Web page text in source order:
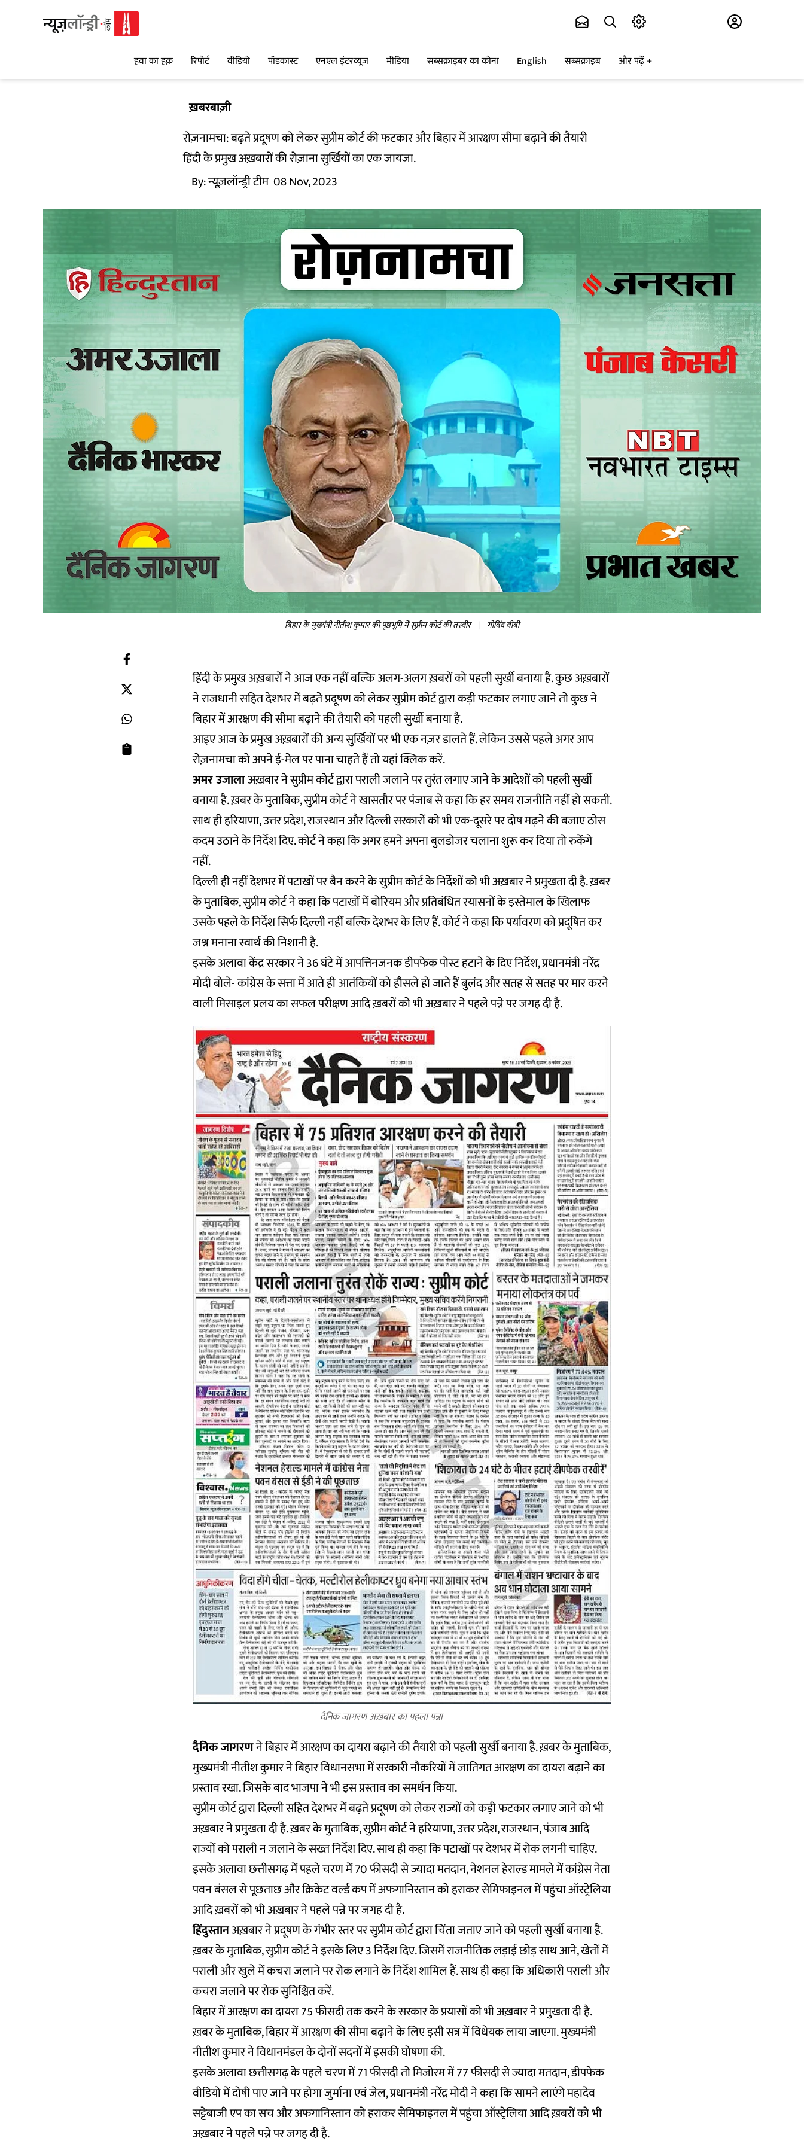
हवा का हक़ रिपोर्ट वीडियो पॉडकास्ट एनएल इंटरव्यूज मीडिया सब्सक्राइबर का कोना English सब्सक्राइब और पढ़ें
ख़बरबाज़ी
रोज़नामचा: बढ़ते प्रदूषण को लेकर सुप्रीम कोर्ट की फटकार और बिहार में आरक्षण सीमा बढ़ाने की तैयारी
हिंदी के प्रमुख अख़बारों की रोज़ाना सुर्खियों का एक जायजा.
By:न्यूज़लॉन्ड्री टीम 08 Nov, 2023
बिहार के मुख्यंत्री नीतीश कुमार की पृष्ठभूमि में सुप्रीम कोर्ट की तस्वीर | गोबिंद वीबी
हिंदी के प्रमुख अख़बारों ने आज एक नहीं बल्कि अलग-अलग ख़बरों को पहली सुर्खी बनाया है. कुछ अख़बारों
ने राजधानी सहित देशभर में बढ़ते प्रदूषण को लेकर सुप्रीम कोर्ट द्वारा कड़ी फटकार लगाए जाने तो कुछ ने
बिहार में आरक्षण की सीमा बढ़ाने की तैयारी को पहली सुर्खी बनाया है.
आइए आज के प्रमुख अख़बारों की अन्य सुर्खियों पर भी एक नज़र डालते हैं. लेकिन उससे पहले अगर आप
रोज़नामचा को अपने ई-मेल पर पाना चाहते हैं तोयहांक्लिक करें.
अमर उजालाअख़बार ने सुप्रीम कोर्ट द्वारा पराली जलाने पर तुरंत लगाए जाने के आदेशों को पहली सुर्खी
बनाया है. ख़बर के मुताबिक, सुप्रीम कोर्ट ने खासतौर पर पंजाब से कहा कि हर समय राजनीति नहीं हो सकती.
साथ ही हरियाणा, उत्तर प्रदेश, राजस्थान और दिल्ली सरकारों को भी एक-दूसरे पर दोष मढ़ने की बजाए ठोस
कदम उठाने के निर्देश दिए. कोर्ट ने कहा कि अगर हमने अपना बुलडोजर चलाना शुरू कर दिया तो रुकेंगे
नहीं.
दिल्ली ही नहीं देशभर में पटाखों पर बैन करने के सुप्रीम कोर्ट के निर्देशों को भी अख़बार ने प्रमुखता दी है. ख़बर
के मुताबिक, सुप्रीम कोर्ट ने कहा कि पटाखों में बोरियम और प्रतिबंधित रयासनों के इस्तेमाल के खिलाफ
उसके पहले के निर्देश सिर्फ दिल्ली नहीं बल्कि देशभर के लिए हैं. कोर्ट ने कहा कि पर्यावरण को प्रदूषित कर
जश्न मनाना स्वार्थ की निशानी है.
इसके अलावा केंद्र सरकार ने 36 घंटे में आपत्तिनजनक डीपफेक पोस्ट हटाने के दिए निर्देश, प्रधानमंत्री नरेंद्र
मोदी बोले- कांग्रेस के सत्ता में आते ही आतंकियों को हौसले हो जाते हैं बुलंद और सतह से सतह पर मार करने
वाली मिसाइल प्रलय का सफल परीक्षण आदि ख़बरों को भी अख़बार ने पहले पन्ने पर जगह दी है.
दैनिक जागरण अख़बार का पहला पन्ना
दैनिक जागरणने बिहार में आरक्षण का दायरा बढ़ाने की तैयारी को पहली सुर्खी बनाया है. ख़बर के मुताबिक,
मुख्यमंत्री नीतीश कुमार ने बिहार विधानसभा में सरकारी नौकरियों में जातिगत आरक्षण का दायरा बढ़ाने का
प्रस्ताव रखा. जिसके बाद भाजपा ने भी इस प्रस्ताव का समर्थन किया.
सुप्रीम कोर्ट द्वारा दिल्ली सहित देशभर में बढ़ते प्रदूषण को लेकर राज्यों को कड़ी फटकार लगाए जाने को भी
अख़बार ने प्रमुखता दी है. ख़बर के मुताबिक, सुप्रीम कोर्ट ने हरियाणा, उत्तर प्रदेश, राजस्थान, पंजाब आदि
राज्यों को पराली न जलाने के सख्त निर्देश दिए. साथ ही कहा कि पटाखों पर देशभर में रोक लगनी चाहिए.
इसके अलावा छत्तीसगढ़ में पहले चरण में 70 फीसदी से ज्यादा मतदान, नेशनल हेराल्ड मामले में कांग्रेस नेता
पवन बंसल से पूछताछ और क्रिकेट वर्ल्ड कप में अफगानिस्तान को हराकर सेमिफाइनल में पहुंचा ऑस्ट्रेलिया
आदि ख़बरों को भी अख़बार ने पहले पन्ने पर जगह दी है.
हिंदुस्तानअख़बार ने प्रदूषण के गंभीर स्तर पर सुप्रीम कोर्ट द्वारा चिंता जताए जाने को पहली सुर्खी बनाया है.
ख़बर के मुताबिक, सुप्रीम कोर्ट ने इसके लिए 3 निर्देश दिए. जिसमें राजनीतिक लड़ाई छोड़ साथ आने, खेतों में
पराली और खुले में कचरा जलाने पर रोक लगाने के निर्देश शामिल हैं. साथ ही कहा कि अधिकारी पराली और
कचरा जलाने पर रोक सुनिश्चित करें.
बिहार में आरक्षण का दायरा 75 फीसदी तक करने के सरकार के प्रयासों को भी अख़बार ने प्रमुखता दी है.
ख़बर के मुताबिक, बिहार में आरक्षण की सीमा बढ़ाने के लिए इसी सत्र में विधेयक लाया जाएगा. मुख्यमंत्री
नीतीश कुमार ने विधानमंडल के दोनों सदनों में इसकी घोषणा की.
इसके अलावा छत्तीसगढ़ के पहले चरण में 71 फीसदी तो मिजोरम में 77 फीसदी से ज्यादा मतदान, डीपफेक
वीडियो में दोषी पाए जाने पर होगा जुर्माना एवं जेल, प्रधानमंत्री नरेंद्र मोदी ने कहा कि सामने लाएंगे महादेव
सट्टेबाजी एप का सच और अफगानिस्तान को हराकर सेमिफाइनल में पहुंचा ऑस्ट्रेलिया आदि ख़बरों को भी
अख़बार ने पहले पन्ने पर जगह दी है.